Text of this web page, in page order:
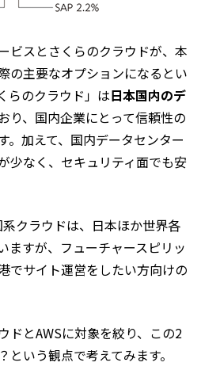
ビスとさくらのクラウドが、本
の主要なオプションになるとい
らのクラウド」は日本国内のデ
り、国内企業にとって信頼性の
。加えて、国内データセンター
少なく、セキュリティ面でも安
クラウドは、日本ほか世界各
ますが、フューチャースピリッ
でサイト運営をしたい方向けの
ドとAWSに対象を絞り、この2
いう観点で考えてみます。